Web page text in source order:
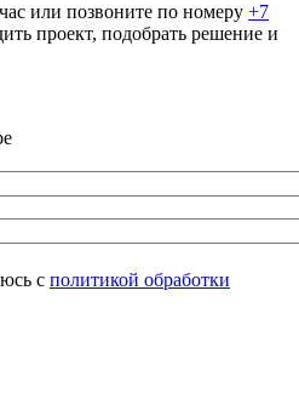
или позвоните по номеру +7
проект, подобрать решение и
с политикой обработки